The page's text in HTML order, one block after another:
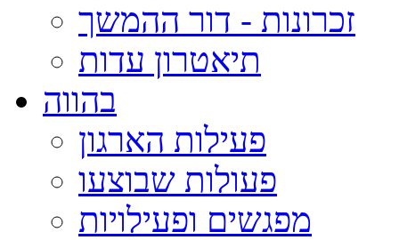
זכרונות - דור ההמשך
תיאטרון עדות
בהווה
פעילות הארגון
פעולות שבוצעו
מפגשים ופעילויות